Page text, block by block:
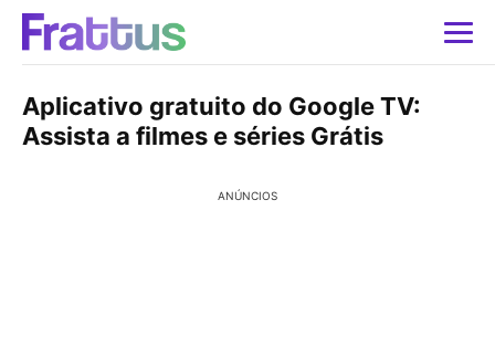
Aplicativo gratuito do Google TV:
Assista a filmes e séries Grátis
ANÚNCIOS